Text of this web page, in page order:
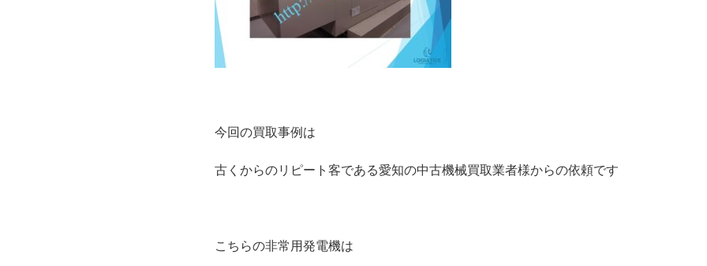
今回の買取事例は
古くからのリピート客である愛知の中古機械買取業者様からの依頼です
こちらの非常用発電機は